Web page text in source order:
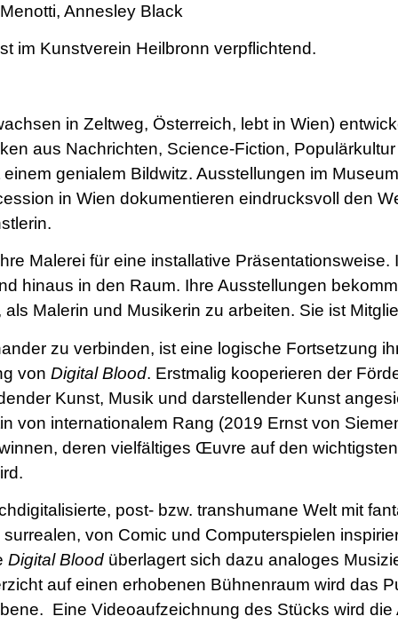
Annesley Black
im Kunstverein Heilbronn verpflichtend.
in Zeltweg, Österreich, lebt in Wien)
aus Nachrichten, Science-Fiction,
genialem Bildwitz. Ausstellungen im
in Wien dokumentieren eindrucksvoll den
Malerei für eine installative
hinaus in den Raum. Ihre Ausstellungen
Malerin und Musikerin zu arbeiten. Sie ist
zu verbinden, ist eine logische Fortsetzung
von Digital Blood. Erstmalig kooperieren der
Kunst, Musik und darstellender Kunst
von internationalem Rang (2019 Ernst von
deren vielfältiges Œuvre auf den
post- bzw. transhumane Welt mit
von Comic und Computerspielen
Digital Blood überlagert sich dazu analoges
auf einen erhobenen Bühnenraum wird das
Eine Videoaufzeichnung des Stücks wird